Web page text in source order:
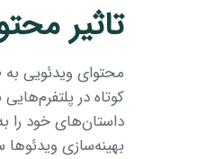
تاثیر
محتوای ویدئویی
کوتاه در
داستان‌های خود را
بهینه‌سازی ویدئوها